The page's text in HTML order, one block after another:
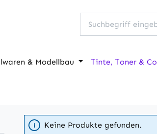
& Modellbau Tinte, Toner & Co
Keine Produkte gefunden.